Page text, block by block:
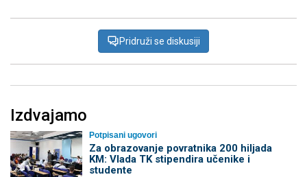
Pridruži se diskusiji
Izdvajamo
Potpisani ugovori
Za obrazovanje povratnika 200 hiljada
KM: Vlada TK stipendira učenike i
studente